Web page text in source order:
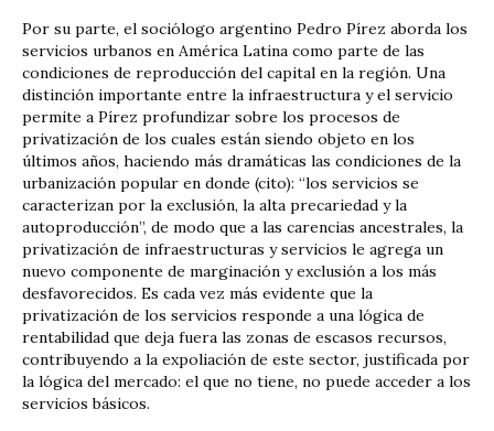
Por su parte, el sociólogo argentino Pedro Pírez aborda los
servicios urbanos en América Latina como parte de las
condiciones de reproducción del capital en la región. Una
distinción importante entre la infraestructura y el servicio
permite a Pírez profundizar sobre los procesos de
privatización de los cuales están siendo objeto en los
últimos años, haciendo más dramáticas las condiciones de la
urbanización popular en donde (cito): “los servicios se
caracterizan por la exclusión, la alta precariedad y la
autoproducción”, de modo que a las carencias ancestrales, la
privatización de infraestructuras y servicios le agrega un
nuevo componente de marginación y exclusión a los más
desfavorecidos. Es cada vez más evidente que la
privatización de los servicios responde a una lógica de
rentabilidad que deja fuera las zonas de escasos recursos,
contribuyendo a la expoliación de este sector, justificada por
la lógica del mercado: el que no tiene, no puede acceder a los
servicios básicos.